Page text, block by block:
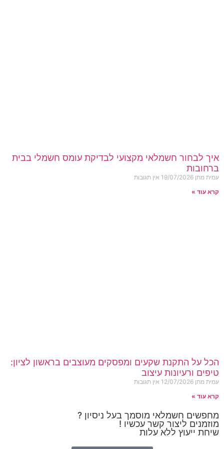
איך לבחור חשמלאי מקצועי לבדיקת עומס חשמלי בבית
ברחובות
עמית מתן 19/07/2026 אין תגובות
קרא עוד »
הכל על התקנת שקעים ומפסקים מעוצבים בראשון לציון:
טיפים ורעיונות עיצוב
עמית מתן 12/07/2026 אין תגובות
קרא עוד »
מחפשים חשמלאי מוסמך בעל ניסיון ?
מוזמנים ליצור קשר עכשיו !
שיחת ייעוץ ללא עלות